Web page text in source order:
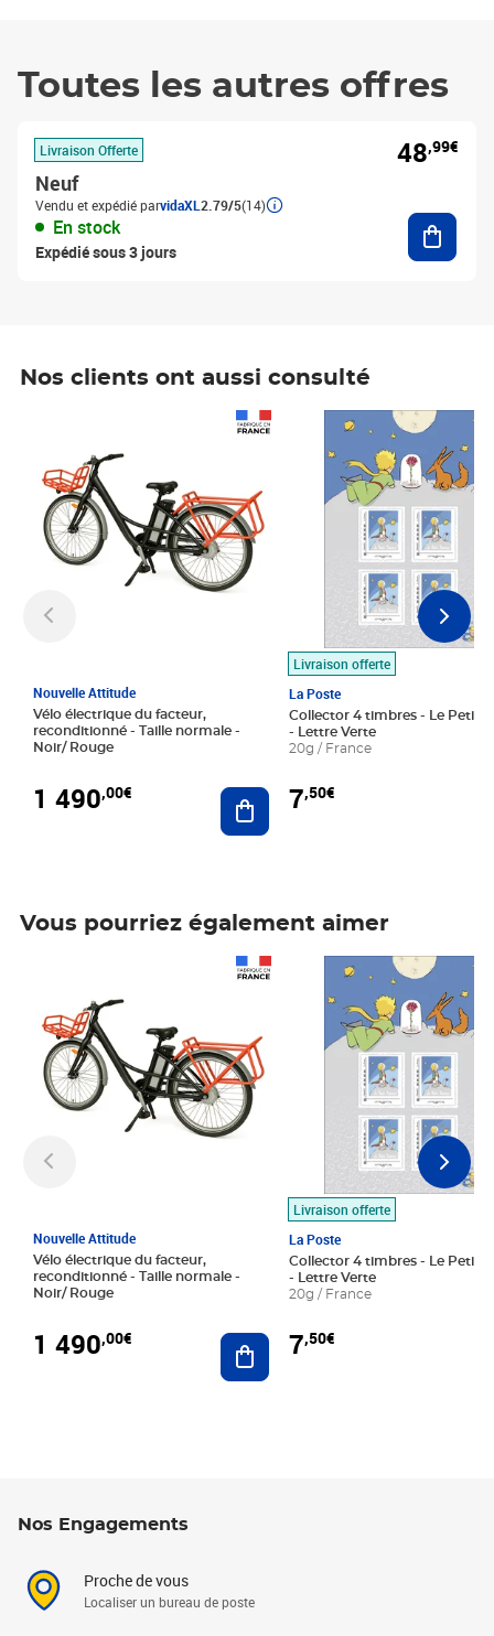
Toutes les autres offres
Livraison Offerte
Neuf
Vendu et expédié parvidaXL 2.79/5(14)
En stock
Expédié sous 3 jours
48,99€
Nos clients ont aussi consulté
Nouvelle Attitude
Vélo électrique du facteur,
reconditionné - Taille normale -
Noir/ Rouge
1 490,00€ Ajouter au panier
Livraison offerte
La Poste
Collector 4 timbres - Le Petit
- Lettre Verte
20g / France
7,50€
Prix 7,50€
Vous pourriez également aimer
Nouvelle Attitude
Vélo électrique du facteur,
reconditionné - Taille normale -
Noir/ Rouge
1 490,00€ Ajouter au panier
Livraison offerte
La Poste
Collector 4 timbres - Le Petit
- Lettre Verte
20g / France
7,50€
Prix 7,50€
Nos Engagements
Proche de vous
Localiser un bureau de poste